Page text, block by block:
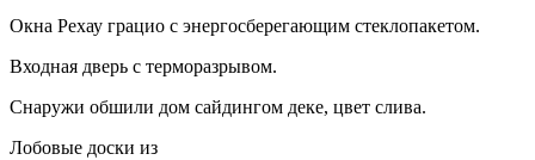
Окна Рехау грацио с энергосберегающим стеклопакетом.
Входная дверь с терморазрывом.
Снаружи обшили дом сайдингом деке, цвет слива.
Лобовые доски из